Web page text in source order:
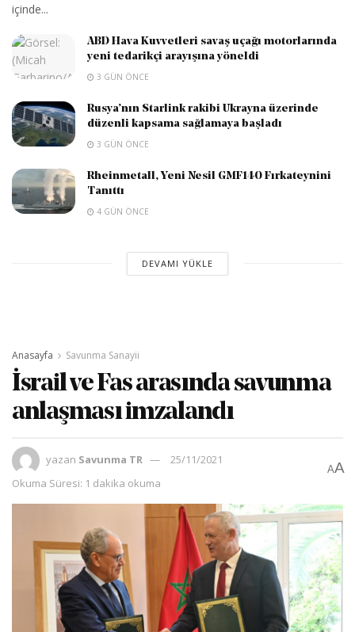
içinde...
ABD Hava Kuvvetleri savaş uçağı motorlarında
yeni tedarikçi arayışına yöneldi
3 GÜN ÖNCE
Rusya’nın Starlink rakibi Ukrayna üzerinde
düzenli kapsama sağlamaya başladı
3 GÜN ÖNCE
Rheinmetall, Yeni Nesil GMF140 Fırkateynini
Tanıttı
4 GÜN ÖNCE
DEVAMI YÜKLE
Anasayfa Savunma Sanayii
İsrail ve Fas arasında savunma
anlaşması imzalandı
yazan Savunma TR
25/11/2021
Okuma Süresi: 1 dakika okuma
AA